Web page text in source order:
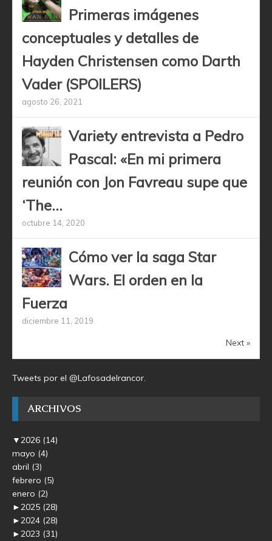
Primeras imágenes
conceptuales y detalles de
Hayden Christensen como Darth
Vader (SPOILERS)
agosto 26, 2021
Variety entrevista a Pedro
Pascal: «En mi primera
reunión con Jon Favreau supe que
‘The...
octubre 14, 2020
Cómo ver la saga Star
Wars. El orden en la
Fuerza
diciembre 11, 2019
Next »
Tweets por el @Lafosadelrancor.
ARCHIVOS
▼2026 (14)
mayo (4)
abril (3)
febrero (5)
enero (2)
►2025 (28)
►2024 (28)
►2023 (31)